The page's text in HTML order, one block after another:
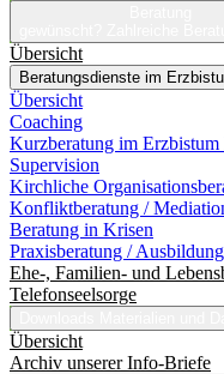
Übersicht
Beratungsdienste im
Übersicht
Coaching
Kurzberatung im Erzbistum
Supervision
Kirchliche
Konfliktberatung /
Beratung in Krisen
Praxisberatung /
Ehe-, Familien- und
Telefonseelsorge
Übersicht
Archiv unserer Info-Briefe